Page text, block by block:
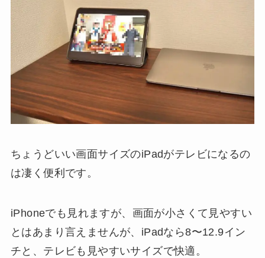
ちょうどいい画面サイズのiPadがテレビになるの
は凄く便利です。
iPhoneでも見れますが、画面が小さくて見やすい
とはあまり言えませんが、iPadなら8〜12.9イン
チと、テレビも見やすいサイズで快適。